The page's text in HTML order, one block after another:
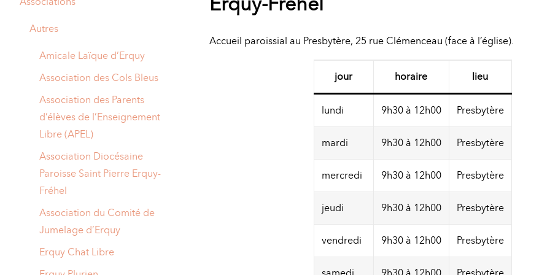
Accueil paroissial au Presbytère, 25 rue Clémenceau (face à l’église).
jour horaire lieu
lundi 9h30 à 12h00 Presbytère
mardi 9h30 à 12h00 Presbytère
mercredi 9h30 à 12h00 Presbytère
jeudi 9h30 à 12h00 Presbytère
vendredi 9h30 à 12h00 Presbytère
Autres
Amicale Laïque d’Erquy
Association des Cols Bleus
Association des Parents
d’élèves de l’Enseignement
Libre (APEL)
Association Diocésaine
Paroisse Saint Pierre Erquy-
Fréhel
Association du Comité de
Jumelage d’Erquy
Erquy Chat Libre